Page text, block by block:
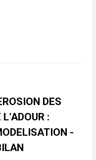
DES
:
-